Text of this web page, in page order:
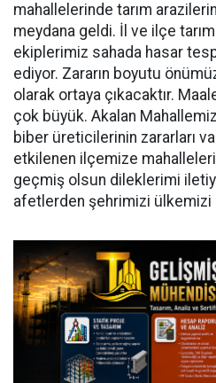
mahallelerinde tarım
meydana geldi. İl ve ilçe
ekiplerimiz sahada hasar
ediyor. Zararın boyutu
olarak ortaya çıkacaktır.
çok büyük. Akalan
biber üreticilerinin zararları
etkilenen ilçemize
geçmiş olsun dileklerimi
afetlerden şehrimizi ülkemizi